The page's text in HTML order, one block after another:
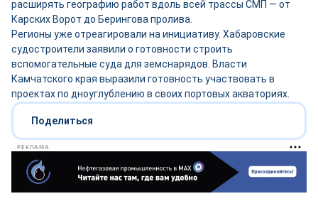
расширять географию работ вдоль всей трассы СМП — от
Карских Ворот до Берингова пролива.
Регионы уже отреагировали на инициативу. Хабаровские
судостроители заявили о готовности строить
вспомогательные суда для земснарядов. Власти
Камчатского края выразили готовность участвовать в
проектах по дноуглублению в своих портовых акваториях.
Поделиться
РЕКЛАМА